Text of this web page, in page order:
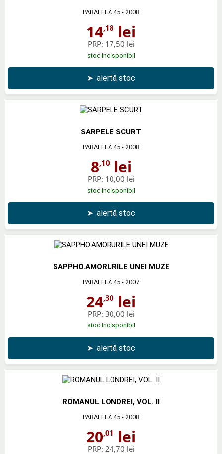
PARALELA 45 - 2008
14,18 lei
PRP: 17,50 lei
stoc indisponibil
➤ alertă stoc
SARPELE SCURT
PARALELA 45 - 2008
8,10 lei
PRP: 10,00 lei
stoc indisponibil
➤ alertă stoc
SAPPHO.AMORURILE UNEI MUZE
PARALELA 45 - 2007
24,30 lei
PRP: 30,00 lei
stoc indisponibil
➤ alertă stoc
ROMANUL LONDREI, VOL. II
PARALELA 45 - 2008
20,01 lei
PRP: 24,70 lei